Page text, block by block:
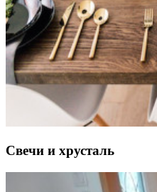
Свечи и хрусталь